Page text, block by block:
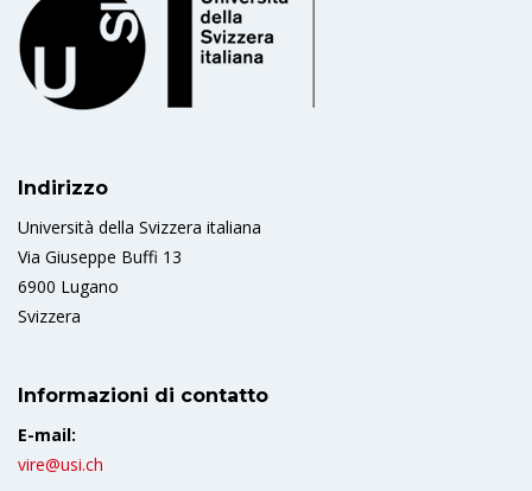
Indirizzo
Università della Svizzera italiana
Via Giuseppe Buffi 13
6900 Lugano
Svizzera
Informazioni di contatto
E-mail:
vire@usi.ch